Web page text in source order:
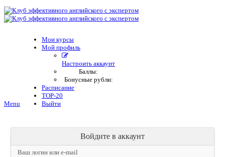
Menu
Мои курсы
Мой профиль
Настроить аккаунт
Баллы:
Бонусные рубли:
Расписание
TOP-20
Выйти
Войдите в аккаунт
Ваш логин или e-mail